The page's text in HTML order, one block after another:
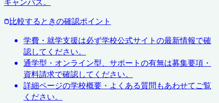
比較するときの確認ポイント
学費・就学支援は必ず学校公式サイトの最新情報で確
認してください。
通学型・オンライン型、サポートの有無は募集要項・
資料請求で確認してください。
詳細ページの学校概要・よくある質問もあわせてご覧
ください。